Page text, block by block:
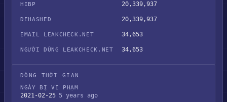
HIBP
20,339,937
DEHASHED 20,339,937
EMAIL LEAKCHECK.NET 34,653
NGƯỜI DÙNG LEAKCHECK.NET 34,653
DÒNG THỜI GIAN
NGÀY BỊ VI PHẠM
2021-02-25 5 years ago